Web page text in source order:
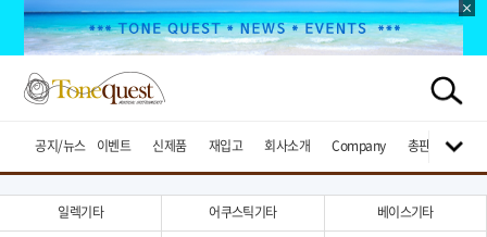
공지/뉴스 이벤트 신제품 재입고 회사소개 Company 총판브랜드
일렉기타 어쿠스틱기타
베이스기타